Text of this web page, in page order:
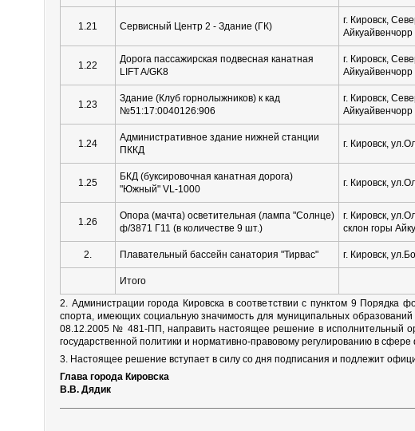
1.21 Сервисный Центр 2 - Здание (ГК)
г. Кировск,
Айкуайвенчорр
1.22
Дорога пассажирская подвесная канатная
LIFT A/GK8
г. Кировск,
Айкуайвенчорр
1.23
Здание (Клуб горнолыжников) к кад
№51:17:0040126:906
г. Кировск,
Айкуайвенчорр
1.24
Административное здание нижней станции
ПККД
г. Кировск,
1.25
БКД (буксировочная канатная дорога)
"Южный" VL-1000
г. Кировск,
1.26
Опора (мачта) осветительная (лампа "Солнце)
ф/3871 Г11 (в количестве 9 шт.)
г. Кировск,
склон горы
2. Плавательный бассейн санатория "Тирвас" г. Кировск,
Итого
2. Администрации города Кировска в соответствии с пунктом 9 Порядка
спорта, имеющих социальную значимость для муниципальных
08.12.2005 № 481-ПП, направить настоящее решение в исполнительный
государственной политики и нормативно-правовому регулированию в сфере
3. Настоящее решение вступает в силу со дня подписания и подлежит
Глава города Кировска
В.В. Дядик